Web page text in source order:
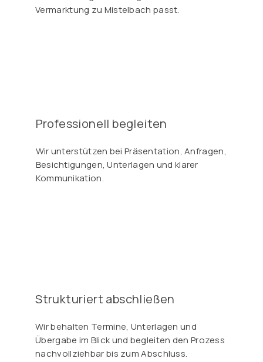
Vermarktung zu Mistelbach passt.
Professionell begleiten
Wir unterstützen bei Präsentation, Anfragen,
Besichtigungen, Unterlagen und klarer
Kommunikation.
Strukturiert abschließen
Wir behalten Termine, Unterlagen und
Übergabe im Blick und begleiten den Prozess
nachvollziehbar bis zum Abschluss.